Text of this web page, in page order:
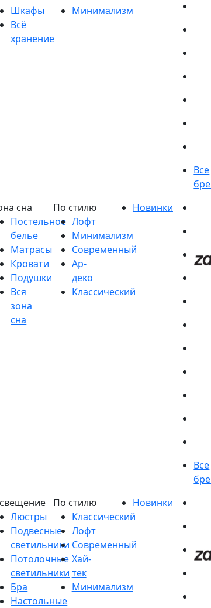
Шкафы
Постельное
белье
Матрасы
Кровати
Подушки
Люстры
Подвесные
светильники
Потолочные
светильники
Бра
Настольные